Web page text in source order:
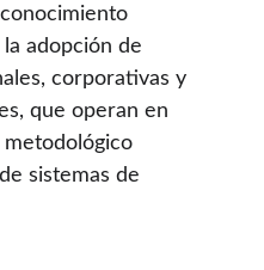
adopción de
corporativas y
que operan en
sistemas de